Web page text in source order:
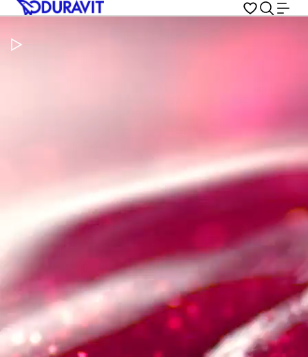
Metti in pausa il video